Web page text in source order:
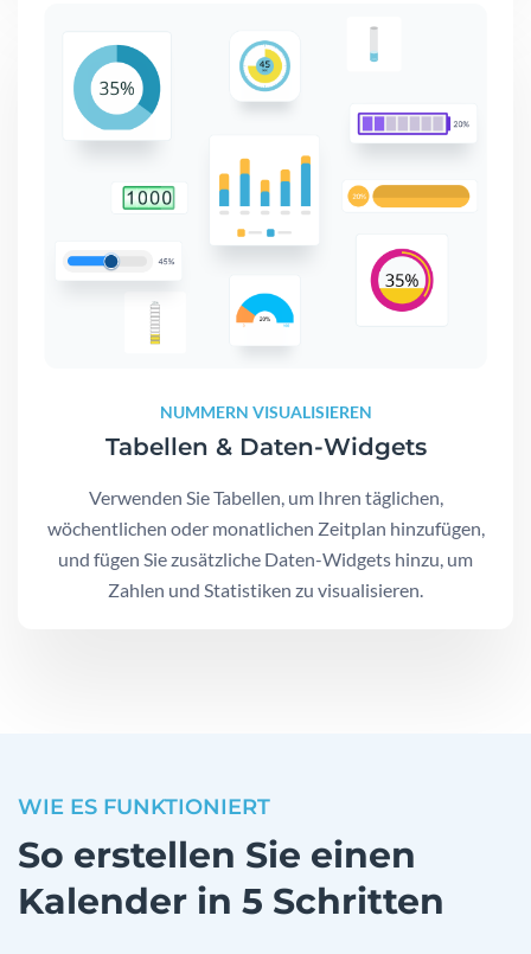
NUMMERN VISUALISIEREN
Tabellen & Daten-Widgets
Verwenden Sie Tabellen, um Ihren täglichen,
wöchentlichen oder monatlichen Zeitplan hinzufügen,
und fügen Sie zusätzliche Daten-Widgets hinzu, um
Zahlen und Statistiken zu visualisieren.
WIE ES FUNKTIONIERT
So erstellen Sie einen
Kalender in 5 Schritten